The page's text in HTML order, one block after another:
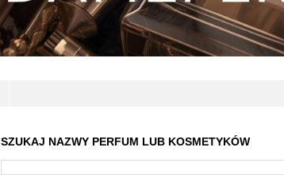
SZUKAJ NAZWY PERFUM LUB KOSMETYKÓW